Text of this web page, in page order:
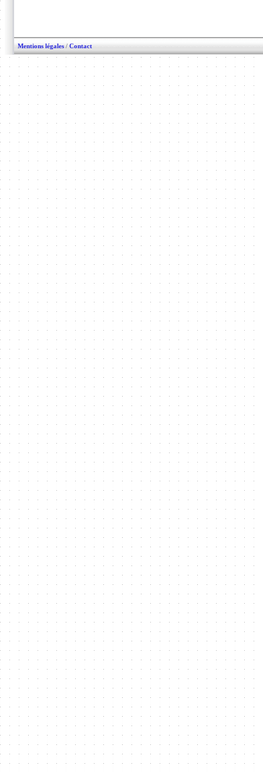
Mentions légales / Contact